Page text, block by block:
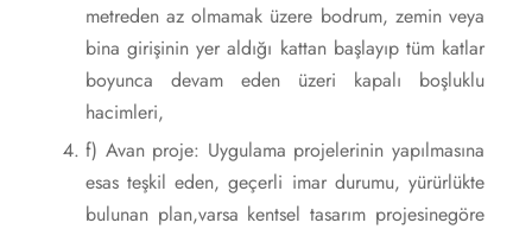
metreden az olmamak üzere bodrum, zemin veya
bina girişinin yer aldığı kattan başlayıp tüm katlar
boyunca devam eden üzeri kapalı boşluklu
hacimleri,
f) Avan proje: Uygulama projelerinin yapılmasına
esas teşkil eden, geçerli imar durumu, yürürlükte
bulunan plan,varsa kentsel tasarım projesinegöre